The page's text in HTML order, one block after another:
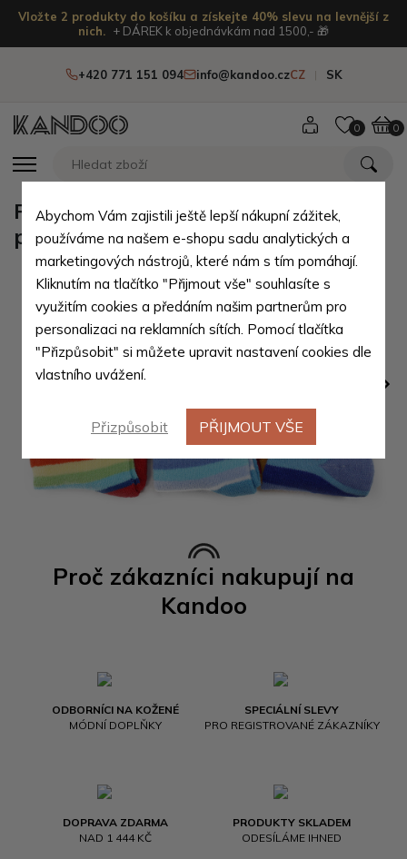
Vložte 2 produkty do košíku a získejte 40% slevu na levnější z
nich.
+ DÁREK k objednávkám nad 1500,- 🎁
+420 771 151 094 info@kandoo.czCZ SK
0 0
Proč zákazníci nakupují na
Kandoo
ODBORNÍCI NA KOŽENÉ
MÓDNÍ DOPLŇKY
SPECIÁLNÍ SLEVY
PRO REGISTROVANÉ ZÁKAZNÍKY
DOPRAVA ZDARMA
NAD 1 444 KČ
PRODUKTY SKLADEM
ODESÍLÁME IHNED
Pruhované dětské kojenecké
ponožky 2 - 3 roky Semiel - 3 páry
Abychom Vám zajistili ještě lepší nákupní zážitek,
používáme na našem e-shopu sadu analytických a
marketingových nástrojů, které nám s tím pomáhají.
Kliknutím na tlačítko "Přijmout vše" souhlasíte s
využitím cookies a předáním našim partnerům pro
personalizaci na reklamních sítích. Pomocí tlačítka
"Přizpůsobit" si můžete upravit nastavení cookies dle
vlastního uvážení.
Přizpůsobit PŘIJMOUT VŠE